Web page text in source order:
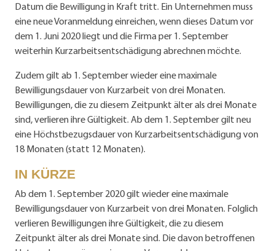
Datum die Bewilligung in Kraft tritt. Ein Unternehmen muss
eine neue Voranmeldung einreichen, wenn dieses Datum vor
dem 1. Juni 2020 liegt und die Firma per 1. September
weiterhin Kurz­arbeitsentschädigung abrechnen möchte.
Zudem gilt ab 1. September wieder eine maximale
Bewilligungsdauer von Kurzarbeit von drei Monaten.
Bewilligungen, die zu diesem Zeitpunkt älter als drei Monate
sind, verlieren ihre Gültigkeit. Ab dem 1. September gilt neu
eine Höchstbezugsdauer von Kurzarbeitsentschädigung von
18 Monaten (statt 12 Monaten).
IN KÜRZE
Ab dem 1. September 2020 gilt wieder eine maximale
Bewilligungsdauer von Kurzarbeit von drei Monaten. Folglich
verlieren Bewilligungen ihre Gültigkeit, die zu diesem
Zeitpunkt älter als drei Monate sind. Die davon betroffenen